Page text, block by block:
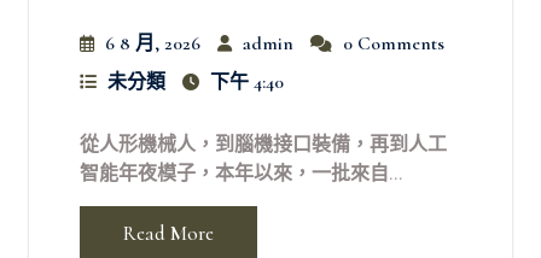
6 8 月, 2026 admin
0 Comments
未分類
下午 4:40
從人形機械人，到腦機接口裝備，再到人工
智能年夜模子，本年以來，一批來自...
Read More